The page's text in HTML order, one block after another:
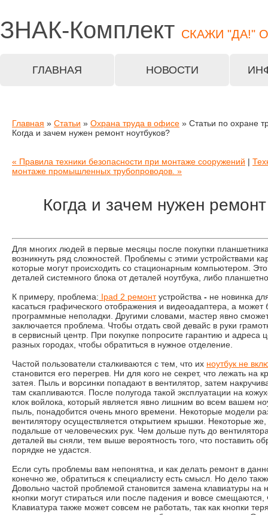
ЗНАК-Комплект СКАЖИ "ДА!"
ГЛАВНАЯ НОВОСТИ
Главная » Статьи » Охрана труда в офисе » Статьи по охране
Когда и зачем нужен ремонт ноутбуков?
« Правила техники безопасности при монтаже сооружений |
монтаже промышленных трубопроводов. »
Когда и зачем нужен
Для многих людей в первые месяцы после покупки
возникнуть ряд сложностей. Проблемы с этими устройствами
которые могут происходить со стационарным компьютером.
деталей системного блока от деталей ноутбука, либо
К примеру, проблема: Ipad 2 ремонтустройства - не новинка
касаться графического отображения и видеоадаптера, а может
программные неполадки. Другими словами, мастер явно
заключается проблема. Чтобы отдать свой девайс в руки
в сервисный центр. При покупке попросите гарантию и адреса
разных городах, чтобы обратиться в нужное отделение.
Частой пользователи сталкиваются с тем, что их ноутбук не
становится его перегрев. Ни для кого не секрет, что лежать на
затея. Пыль и ворсинки попадают в вентилятор, затем
там скапливаются. После полугода такой эксплуатации на
клок войлока, который является явно лишним во всем вашем
пыль, понадобится очень много времени. Некоторые модели
вентилятору осуществляется открытием крышки. Некоторые же,
подальше от человеческих рук. Чем дольше путь до
деталей вы сняли, тем выше вероятность того, что поставить
порядке не удастся.
Если суть проблемы вам непонятна, и как делать ремонт в
конечно же, обратиться к специалисту есть смысл. Но дело
Довольно частой проблемой становится замена клавиатуры на
кнопки могут стираться или после падения и вовсе
Клавиатура также может совсем не работать, так как кнопки